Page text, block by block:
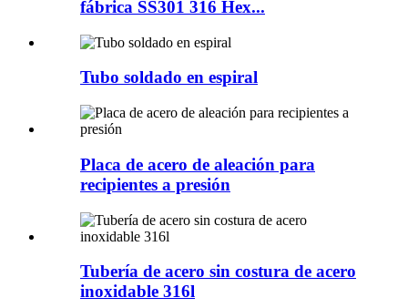
fábrica SS301 316 Hex...
Tubo soldado en espiral
Placa de acero de aleación para
recipientes a presión
Tubería de acero sin costura de acero
inoxidable 316l